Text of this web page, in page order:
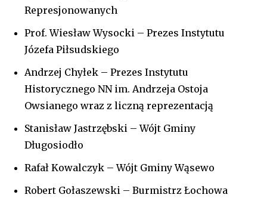
Represjonowanych
Prof. Wiesław Wysocki – Prezes Instytutu
Józefa Piłsudskiego
Andrzej Chyłek – Prezes Instytutu
Historycznego NN im. Andrzeja Ostoja
Owsianego wraz z liczną reprezentacją
Stanisław Jastrzębski – Wójt Gminy
Długosiodło
Rafał Kowalczyk – Wójt Gminy Wąsewo
Robert Gołaszewski – Burmistrz Łochowa